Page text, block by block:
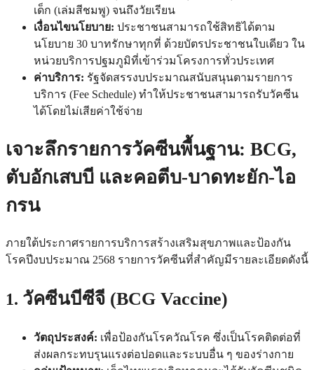
เด็ก (เล่มสีชมพู) จนถึงวัยเรียน
เงื่อนไขนโยบาย: ประชาชนสามารถใช้สิทธิได้ตาม
นโยบาย 30 บาทรักษาทุกที่ ด้วยบัตรประชาชนใบเดียว ใน
หน่วยบริการปฐมภูมิที่เข้าร่วมโครงการทั่วประเทศ
ค่าบริการ: รัฐจัดสรรงบประมาณสนับสนุนตามรายการ
บริการ (Fee Schedule) ทำให้ประชาชนสามารถรับวัคซีน
ได้โดยไม่เสียค่าใช้จ่าย
เจาะลึกรายการวัคซีนพื้นฐาน: BCG,
ตับอักเสบบี และคอตีบ-บาดทะยัก-ไอ
กรน
ภายใต้ประกาศรายการบริการสร้างเสริมสุขภาพและป้องกัน
โรคปีงบประมาณ 2568 รายการวัคซีนที่สำคัญมีรายละเอียดดังนี้
1. วัคซีนบีซีจี (BCG Vaccine)
วัตถุประสงค์: เพื่อป้องกันโรควัณโรค ซึ่งเป็นโรคติดต่อที่
ส่งผลกระทบรุนแรงต่อปอดและระบบอื่น ๆ ของร่างกาย